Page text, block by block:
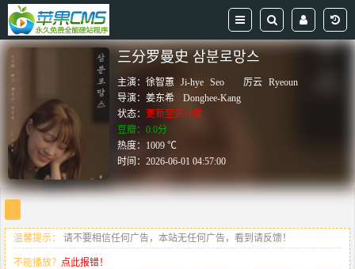
三分罗曼史 삼분로망스
主演：徐智蕙 Ji-hye Seo 厉云 Ryeoun
导演：姜东希
Donghee-Kang
状态： 更新至第10集
豆瓣：0.0分
热度：1009 ℃
时间：2026-06-01 04:57:00
温馨提示： 请不要相信任何广告，本站无任何广告，看到请反馈！
不能播放？ 点此报错！